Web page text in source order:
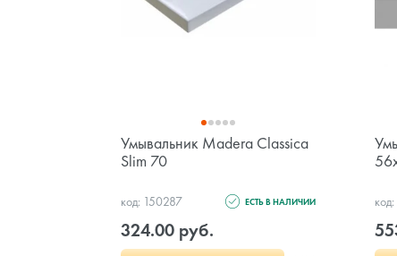
Умывальник Madera Classica
Slim 70
код: 150287 ЕСТЬ В НАЛИЧИИ
324.00 руб.